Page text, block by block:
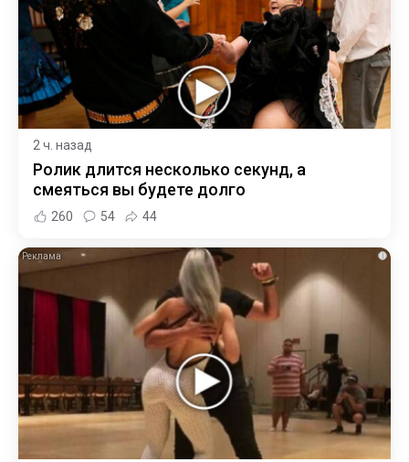
2 ч. назад
Ролик длится несколько секунд, а
смеяться вы будете долго
260 54 44
i